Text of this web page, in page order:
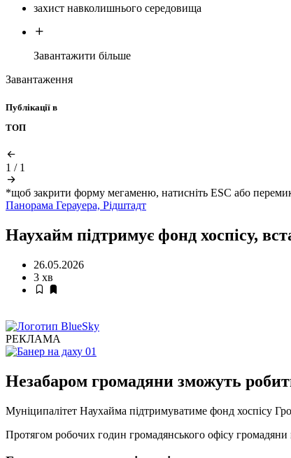
захист навколишнього середовища
Завантажити більше
Завантаження
Публікації в
ТОП
1 / 1
*щоб закрити форму мегаменю, натисніть ESC або
Панорама Герауера, Рідштадт
Наухайм підтримує фонд хоспісу,
26.05.2026
3 хв
РЕКЛАМА
Незабаром громадяни зможуть
Муніципалітет Наухайма підтримуватиме фонд хоспісу
Протягом робочих годин громадянського офісу